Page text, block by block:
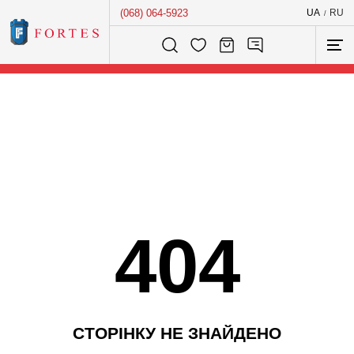
(068) 064-5923 UA / RU
Розумний пошук...
404
СТОРІНКУ НЕ ЗНАЙДЕНО